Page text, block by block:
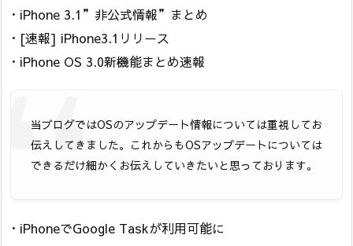
・iPhone 3.1”非公式情報”まとめ
・[速報] iPhone3.1リリース
・iPhone OS 3.0新機能まとめ速報
当ブログではOSのアップデート情報については重視してお
伝えしてきました。これからもOSアップデートについては
できるだけ細かくお伝えしていきたいと思っております。
・iPhoneでGoogle Taskが利用可能に